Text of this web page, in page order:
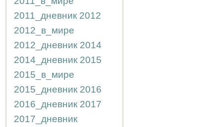
2011_дневник 2012
2012_в_мире
2012_дневник 2014
2014_дневник 2015
2015_в_мире
2015_дневник 2016
2016_дневник 2017
2017_дневник